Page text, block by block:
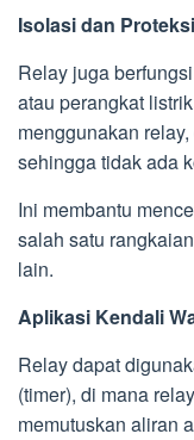
Isolasi dan Proteksi
Relay juga
atau perangkat
menggunakan
sehingga tidak ada
Ini membantu
salah satu
lain.
Aplikasi Kendali
Relay dapat
(timer), di mana
memutuskan aliran